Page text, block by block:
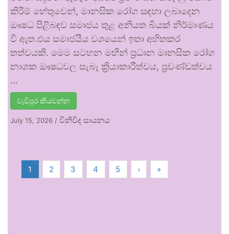
කිරීම් හේතුවෙන්, මානසික රෝග සඳහා ලබාදෙන
ඖෂධ පිළිබඳව සමාජය තුළ අනියත බියක් නිර්මාණය
වී ඇත.එය සමාජයීය වශයෙන් ඉතා අහිතකර
තත්වයකි. මෙම සටහන මඟින් ප්‍රධාන මානසික රෝග
නාශක ඖෂධවල සැබෑ ක්‍රියාකාරීත්වය, ප්‍රචණ්ඩත්වය
…
වැඩිපුර කියවන්න
July 15, 2026 / විනිවිද සායනය
1 2 3 4 5 › »